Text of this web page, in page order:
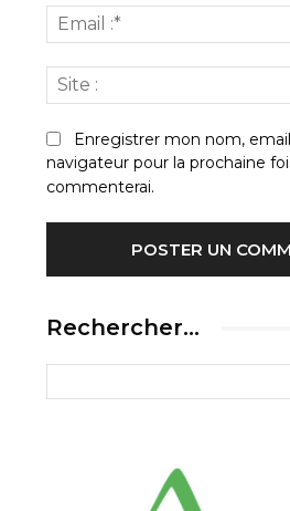
Enregistrer mon nom,
navigateur pour la prochaine
commenterai.
Rechercher…